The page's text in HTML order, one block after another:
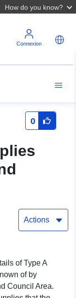
How do you know?
Connexion
0
Actions
of Type A
of by
Council Area.